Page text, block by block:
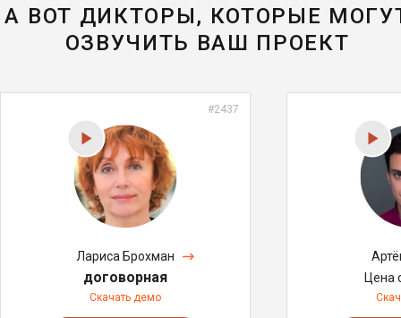
А ВОТ ДИКТОРЫ, КОТОРЫЕ
ОЗВУЧИТЬ ВАШ ПРОЕКТ
#2437
Лариса Брохман
договорная
Скачать демо
Цена